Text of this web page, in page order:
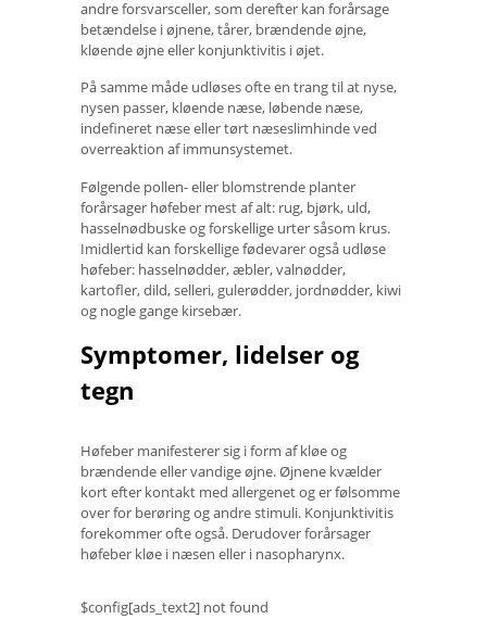
andre forsvarsceller, som derefter kan forårsage
betændelse i øjnene, tårer, brændende øjne,
kløende øjne eller konjunktivitis i øjet.
På samme måde udløses ofte en trang til at nyse,
nysen passer, kløende næse, løbende næse,
indefineret næse eller tørt næseslimhinde ved
overreaktion af immunsystemet.
Følgende pollen- eller blomstrende planter
forårsager høfeber mest af alt: rug, bjørk, uld,
hasselnødbuske og forskellige urter såsom krus.
Imidlertid kan forskellige fødevarer også udløse
høfeber: hasselnødder, æbler, valnødder,
kartofler, dild, selleri, gulerødder, jordnødder, kiwi
og nogle gange kirsebær.
Symptomer, lidelser og
tegn
Høfeber manifesterer sig i form af kløe og
brændende eller vandige øjne. Øjnene kvælder
kort efter kontakt med allergenet og er følsomme
over for berøring og andre stimuli. Konjunktivitis
forekommer ofte også. Derudover forårsager
høfeber kløe i næsen eller i nasopharynx.
$config[ads_text2] not found